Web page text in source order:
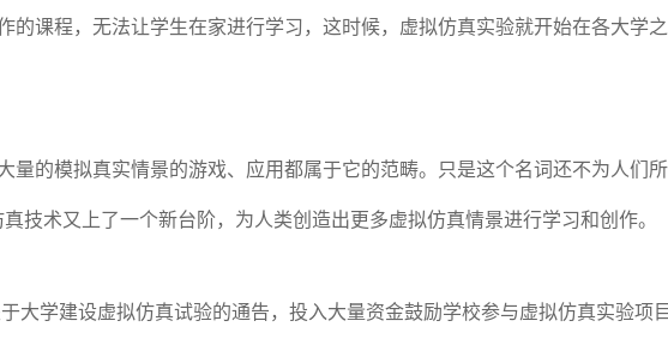
的课程，无法让学生在家进行学习，这时候，虚拟仿真实验就开始在各大学之
量的模拟真实情景的游戏、应用都属于它的范畴。只是这个名词还不为人们所
技术又上了一个新台阶，为人类创造出更多虚拟仿真情景进行学习和创作。
大学建设虚拟仿真试验的通告，投入大量资金鼓励学校参与虚拟仿真实验项